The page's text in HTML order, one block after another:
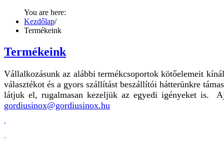
You are here:
Kezdőlap/
Termékeink
Termékeink
Vállalkozásunk az alábbi termékcsoportok kötőelemeit
választékot és a gyors szállítást beszállítói hátterünkre
látjuk el, rugalmasan kezeljük az egyedi igényeket is.
gordiusinox@gordiusinox.hu